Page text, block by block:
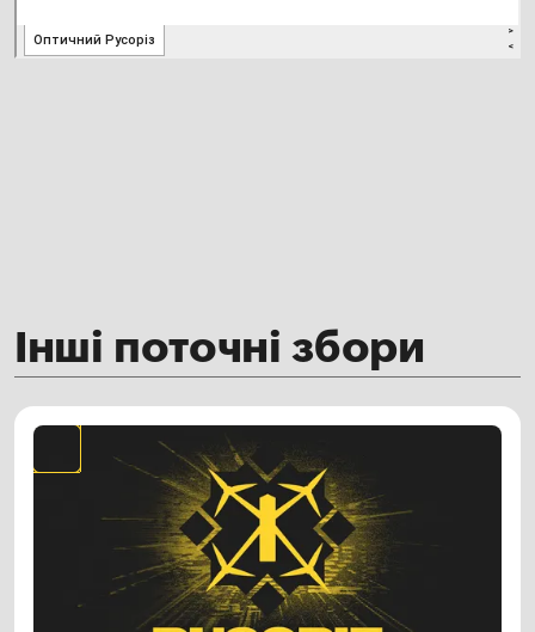
Інші поточні збори